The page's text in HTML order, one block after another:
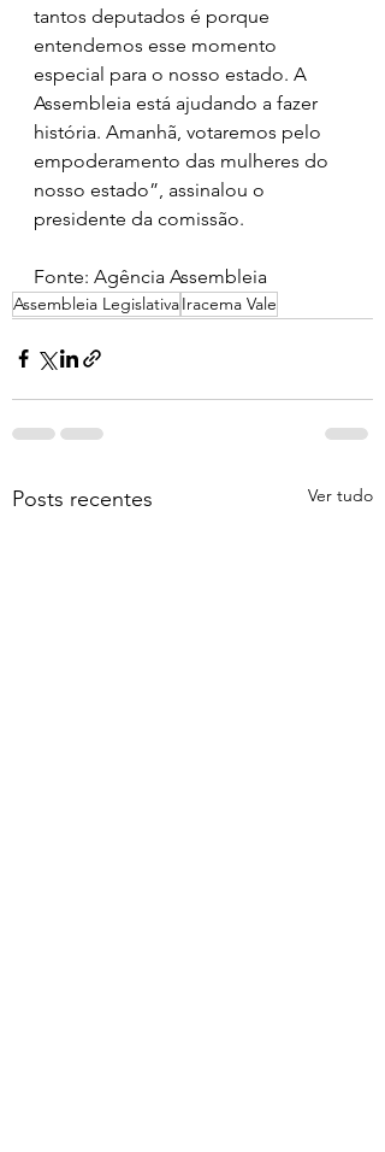
tantos deputados é porque
entendemos esse momento
especial para o nosso estado. A
Assembleia está ajudando a fazer
história. Amanhã, votaremos pelo
empoderamento das mulheres do
nosso estado”, assinalou o
presidente da comissão.
Fonte: Agência Assembleia
Assembleia LegislativaIracema Vale
Posts recentes Ver tudo